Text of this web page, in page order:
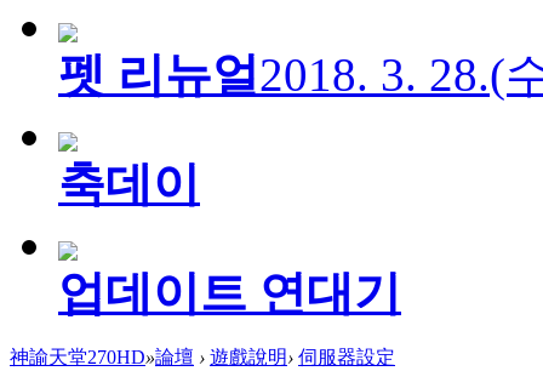
펫 리뉴얼2018. 3. 28.(
축데이
업데이트 연대기
神諭天堂270HD»論壇 › 遊戲說明› 伺服器設定